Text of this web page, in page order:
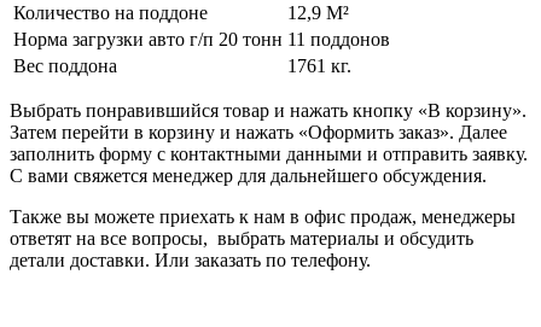
Количество на поддоне
12,9 М²
Норма загрузки авто г/п 20 тонн 11 поддонов
Вес поддона
1761 кг.
Выбрать понравившийся товар и нажать кнопку «В корзину».
Затем перейти в корзину и нажать «Оформить заказ». Далее
заполнить форму с контактными данными и отправить заявку.
С вами свяжется менеджер для дальнейшего обсуждения.
Также вы можете приехать к нам в офис продаж, менеджеры
ответят на все вопросы, выбрать материалы и обсудить
детали доставки. Или заказать по телефону.